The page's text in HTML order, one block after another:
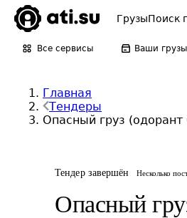
ГрузыПоиск
Все сервисы Ваши грузы
Главная
Тендеры
Опасный груз
Тендер завершён Несколько
Опасный